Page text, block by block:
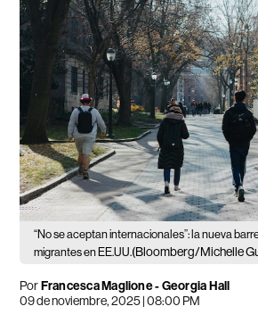
“No se aceptan internacionales”: la nueva
migrantes en EE.UU.(Bloomberg/Michelle
PorFrancesca Maglione - Georgia Hall
09 de noviembre, 2025 | 08:00 PM